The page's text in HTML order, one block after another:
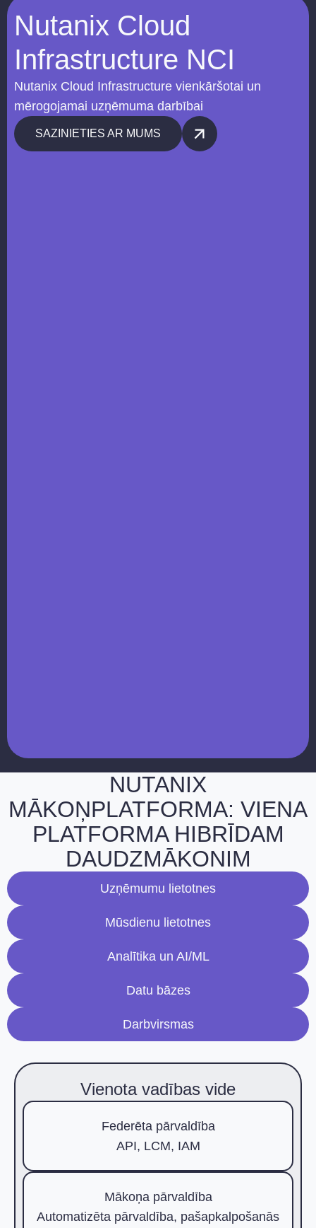
Nutanix Cloud
Infrastructure NCI
Nutanix Cloud Infrastructure vienkāršotai un
mērogojamai uzņēmuma darbībai
SAZINIETIES AR MUMS
NUTANIX
MĀKOŅPLATFORMA: VIENA
PLATFORMA HIBRĪDAM
DAUDZMĀKONIM
Uzņēmumu lietotnes
Mūsdienu lietotnes
Analītika un AI/ML
Datu bāzes
Darbvirsmas
Vienota vadības vide
Federēta pārvaldība
API, LCM, IAM
Mākoņa pārvaldība
Automatizēta pārvaldība, pašapkalpošanās